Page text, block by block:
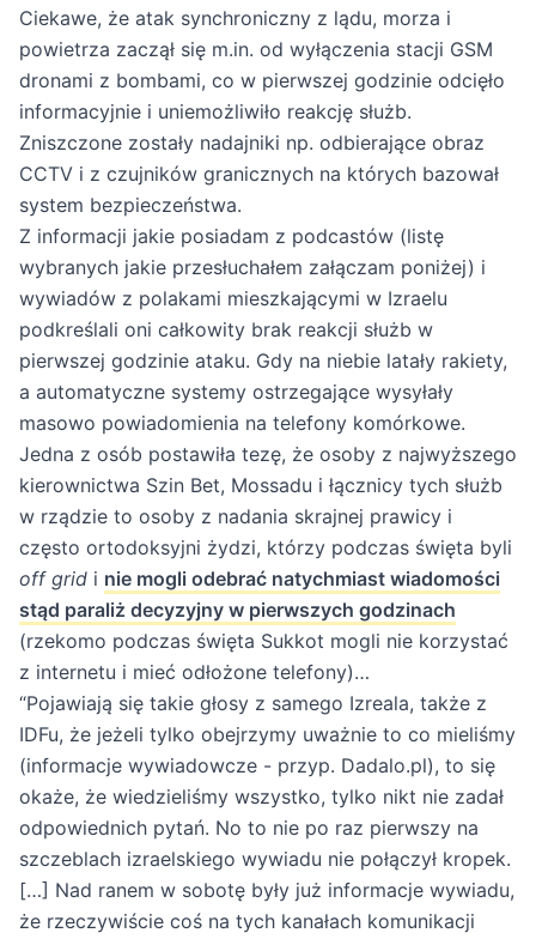
Ciekawe, że atak synchroniczny z lądu, morza i
powietrza zaczął się m.in. od wyłączenia stacji GSM
dronami z bombami, co w pierwszej godzinie odcięło
informacyjnie i uniemożliwiło reakcję służb.
Zniszczone zostały nadajniki np. odbierające obraz
CCTV i z czujników granicznych na których bazował
system bezpieczeństwa.
Z informacji jakie posiadam z podcastów (listę
wybranych jakie przesłuchałem załączam poniżej) i
wywiadów z polakami mieszkającymi w Izraelu
podkreślali oni całkowity brak reakcji służb w
pierwszej godzinie ataku. Gdy na niebie latały rakiety,
a automatyczne systemy ostrzegające wysyłały
masowo powiadomienia na telefony komórkowe.
Jedna z osób postawiła tezę, że osoby z najwyższego
kierownictwa Szin Bet, Mossadu i łącznicy tych służb
w rządzie to osoby z nadania skrajnej prawicy i
często ortodoksyjni żydzi, którzy podczas święta byli
off grid i nie mogli odebrać natychmiast wiadomości
stąd paraliż decyzyjny w pierwszych godzinach
(rzekomo podczas święta Sukkot mogli nie korzystać
z internetu i mieć odłożone telefony)…
“Pojawiają się takie głosy z samego Izreala, także z
IDFu, że jeżeli tylko obejrzymy uważnie to co mieliśmy
(informacje wywiadowcze - przyp. Dadalo.pl), to się
okaże, że wiedzieliśmy wszystko, tylko nikt nie zadał
odpowiednich pytań. No to nie po raz pierwszy na
szczeblach izraelskiego wywiadu nie połączył kropek.
[…] Nad ranem w sobotę były już informacje wywiadu,
że rzeczywiście coś na tych kanałach komunikacji